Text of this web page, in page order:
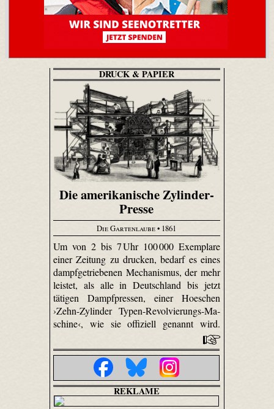
DRUCK & PAPIER
Die amerikanische Zylinder-
Presse
Die Gartenlaube• 1861
Um von 2 bis 7 Uhr 100 000 Exemplare
einer Zeitung zu drucken, bedarf es eines
dampfgetriebenen Mechanismus, der mehr
leistet, als alle in Deutschland bis jetzt
tätigen Dampfpressen, einer Hoeschen
›Zehn-Zy­linder Typen-Re­vol­vie­rungs-Ma­
schi­ne‹, wie sie offiziell genannt wird.
REKLAME